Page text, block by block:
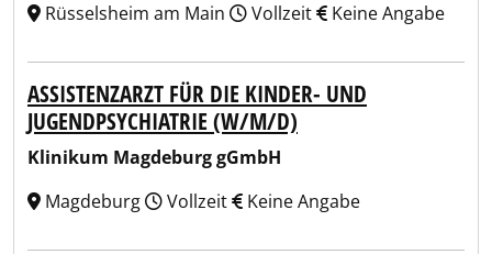
Rüsselsheim am Main
Vollzeit Keine Angabe
ASSISTENZARZT FÜR DIE KINDER- UND
JUGENDPSYCHIATRIE (W/M/D)
Klinikum Magdeburg gGmbH
Magdeburg
Vollzeit Keine Angabe